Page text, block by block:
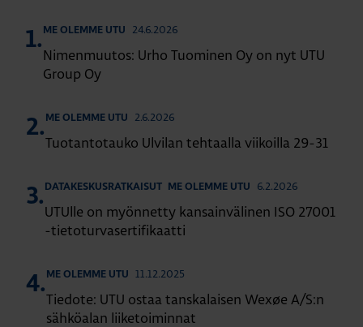
1. ME OLEMME UTU 24.6.2026
Nimenmuutos: Urho Tuominen Oy on nyt UTU
Group Oy
2. ME OLEMME UTU 2.6.2026
Tuotantotauko Ulvilan tehtaalla viikoilla 29-31
3. DATAKESKUSRATKAISUT ME OLEMME UTU 6.2.2026
UTUlle on myönnetty kansainvälinen ISO 27001
-tietoturvasertifikaatti
4. ME OLEMME UTU 11.12.2025
Tiedote: UTU ostaa tanskalaisen Wexøe A/S:n
sähköalan liiketoiminnat